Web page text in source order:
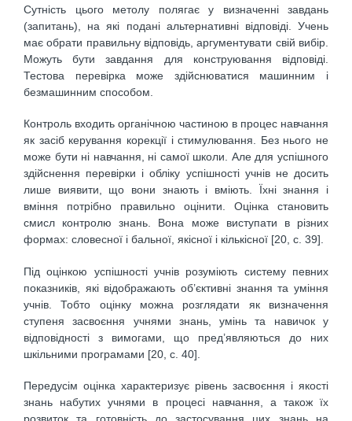
Сутність цього метолу полягає у визначенні завдань
(запитань), на які подані альтернативні відповіді. Учень
має обрати правильну відповідь, аргументувати свій вибір.
Можуть бути завдання для конструювання відповіді.
Тестова перевірка може здійснюватися машинним і
безмашинним способом.
Контроль входить органічною частиною в процес навчання
як засіб керування корекції і стимулювання. Без нього не
може бути ні навчання, ні самої школи. Але для успішного
здійснення перевірки і обліку успішності учнів не досить
лише виявити, що вони знають і вміють. Їхні знання і
вміння потрібно правильно оцінити. Оцінка становить
смисл контролю знань. Вона може виступати в різних
формах: словесної і бальної, якісної і кількісної [20, с. 39].
Під оцінкою успішності учнів розуміють систему певних
показників, які відображають об’єктивні знання та уміння
учнів. Тобто оцінку можна розглядати як визначення
ступеня засвоєння учнями знань, умінь та навичок у
відповідності з вимогами, що пред’являються до них
шкільними програмами [20, с. 40].
Передусім оцінка характеризує рівень засвоєння і якості
знань набутих учнями в процесі навчання, а також їх